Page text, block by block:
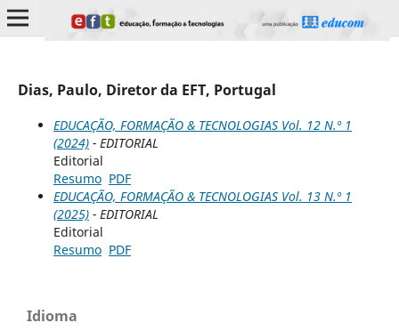
Dias, Paulo, Diretor da EFT, Portugal
EDUCAÇÃO, FORMAÇÃO & TECNOLOGIAS Vol. 12 N.º 1
(2024)- EDITORIAL
Editorial
Resumo PDF
EDUCAÇÃO, FORMAÇÃO & TECNOLOGIAS Vol. 13 N.º 1
(2025)- EDITORIAL
Editorial
Resumo PDF
Idioma